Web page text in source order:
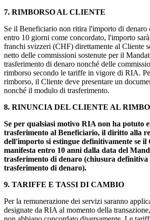
7. RIMBORSO AL CLIENTE
Se il Beneficiario non ritira l'importo di denaro
entro 10 giorni come concordato, l'importo
franchi svizzeri (CHF) direttamente al Cliente
netto delle commissioni sostenute per il
trasferimento di denaro nonché delle
rimborso secondo le tariffe in vigore di RIA.
rimborso, il Cliente deve presentare un
nonché il modulo di trasferimento.
8. RINUNCIA DEL CLIENTE AL
Se per qualsiasi motivo RIA non ha potuto
trasferimento al Beneficiario, il diritto alla
dell'importo si estingue definitivamente se il
manifesta entro 10 anni dalla data del
trasferimento di denaro (chiusura
trasferimento di denaro).
9. TARIFFE E TASSI DI CAMBIO
Per la remunerazione dei servizi saranno
designate da RIA al momento della